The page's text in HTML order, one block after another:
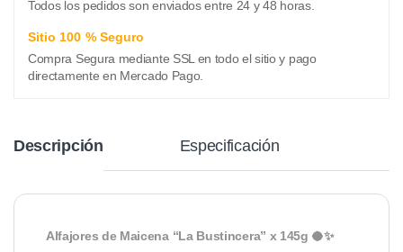
Todos los pedidos son enviados entre 24 y 48 horas.
Sitio 100 % Seguro
Compra Segura mediante SSL en todo el sitio y pago
directamente en Mercado Pago.
Descripción Especificación
Alfajores de Maicena “La Bustincera” x 145g 🥥✨